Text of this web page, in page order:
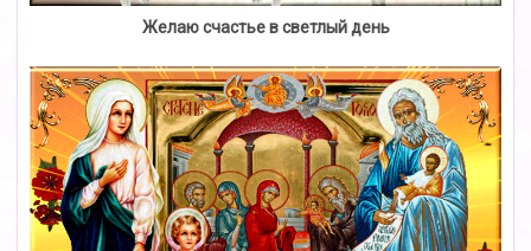
Желаю счастье в светлый день